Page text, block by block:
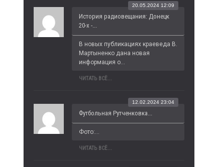
История радиовещания: Донецк
20-х -...
20.05.2024 12:09
В новых публикациях краеведа В.
Мартыненко дана новая
информация о...
ЧИТАТЬ ВСЁ...
Футбольная Рутченковка...
12.02.2024 23:04
Фото:...
ЧИТАТЬ ВСЁ...